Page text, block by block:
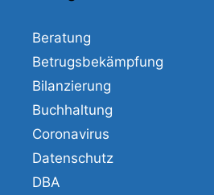
Beratung
Betrugsbekämpfung
Bilanzierung
Buchhaltung
Coronavirus
Datenschutz
DBA